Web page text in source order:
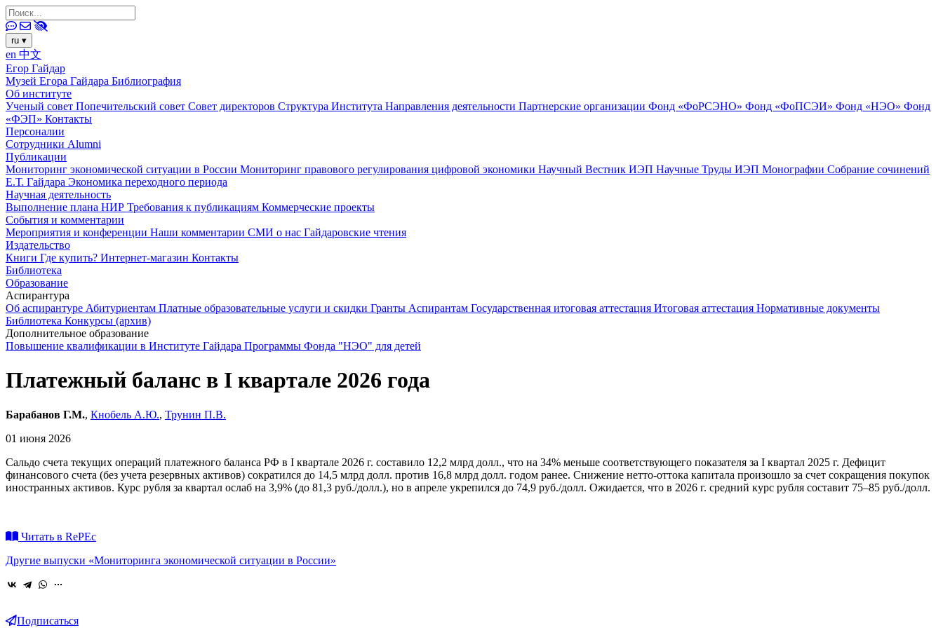
ru ▾
en 中文
Егор Гайдар
Музей Егора Гайдара Библиография
Об институте
Ученый совет Попечительский совет Совет директоров Структура Института Направления деятельности Партнерские организации Фонд «ФоРСЭНО» Фонд «ФоПСЭИ» Фонд «НЭО» Фонд
«ФЭП» Контакты
Персоналии
Сотрудники Alumni
Публикации
Мониторинг экономической ситуации в России Мониторинг правового регулирования цифровой экономики Научный Вестник ИЭП Научные Труды ИЭП Монографии Собрание сочинений
Е.Т. Гайдара Экономика переходного периода
Научная деятельность
Выполнение плана НИР Требования к публикациям Коммерческие проекты
События и комментарии
Мероприятия и конференции Наши комментарии СМИ о нас Гайдаровские чтения
Издательство
Книги Где купить? Интернет-магазин Контакты
Библиотека
Образование
Аспирантура
Об аспирантуре Абитуриентам Платные образовательные услуги и скидки Гранты Аспирантам Государственная итоговая аттестация Итоговая аттестация Нормативные документы
Библиотека Конкурсы (архив)
Дополнительное образование
Повышение квалификации в Институте Гайдара Программы Фонда "НЭО" для детей
Платежный баланс в I квартале 2026 года
Барабанов Г.М., Кнобель А.Ю., Трунин П.В.
01 июня 2026
Сальдо счета текущих операций платежного баланса РФ в I квартале 2026 г. составило 12,2 млрд долл., что на 34% меньше соответствующего показателя за I квартал 2025 г. Дефицит
финансового счета (без учета резервных активов) сократился до 14,5 млрд долл. против 16,8 млрд долл. годом ранее. Снижение нетто-оттока капитала произошло за счет сокращения покупок
иностранных активов. Курс рубля за квартал ослаб на 3,9% (до 81,3 руб./долл.), но в апреле укрепился до 74,9 руб./долл. Ожидается, что в 2026 г. средний курс рубля составит 75–85 руб./долл.
Читать в RePEc
Другие выпуски «Мониторинга экономической ситуации в России»
Подписаться